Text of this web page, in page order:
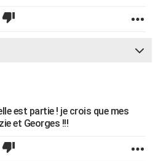
est partie ! je crois que mes
et Georges !!!